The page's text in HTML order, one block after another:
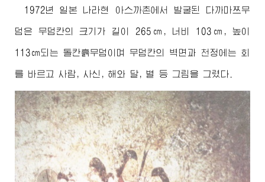
1972년 일본 나라현 아스까촌에서 발굴된 다까마쯔무
덤은 무덤칸의 크기가 길이 265㎝, 너비 103㎝, 높이
113㎝되는 돌칸흙무덤이며 무덤칸의 벽면과 천정에는 회
를 바르고 사람, 사신, 해와 달, 별 등 그림을 그렸다.